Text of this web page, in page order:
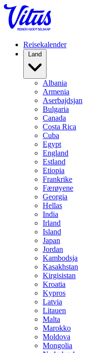
Reisekalender
Albania
Armenia
Aserbajdsjan
Bulgaria
Canada
Costa Rica
Cuba
Egypt
England
Estland
Etiopia
Frankrike
Færøyene
Georgia
Hellas
India
Irland
Island
Japan
Jordan
Kambodsja
Kasakhstan
Kirgisistan
Kroatia
Kypros
Latvia
Litauen
Malta
Marokko
Moldova
Mongolia